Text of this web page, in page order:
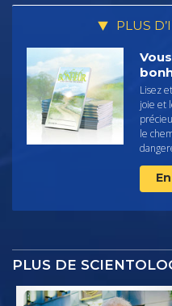
PLUS
Lisez
joie et
le
PLUS DE